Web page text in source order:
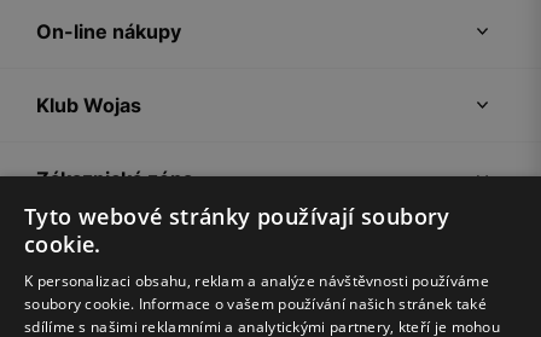
On-line nákupy
Klub Wojas
Zákaznická zóna
Společnost Wojas
Rady
Tyto webové stránky používají soubory
cookie.
K personalizaci obsahu, reklam a analýze návštěvnosti používáme
soubory cookie. Informace o vašem používání našich stránek také
sdílíme s našimi reklamními a analytickými partnery, kteří je mohou